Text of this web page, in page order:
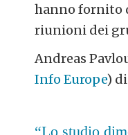
hanno fornito
riunioni dei
Andreas
Info Europe)
“Lo studio